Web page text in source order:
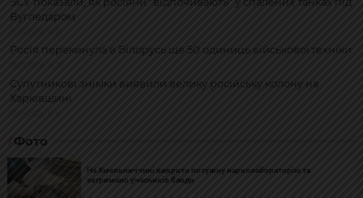
Вугледаром
Росія перекинула в Білорусь ще 50 одиниць військової техніки
Супутникові знімки виявили велику російську колону на
Харківщині
Фото
На Хмельниччині викрито потужну нарколабораторію та
затримано учасників банди